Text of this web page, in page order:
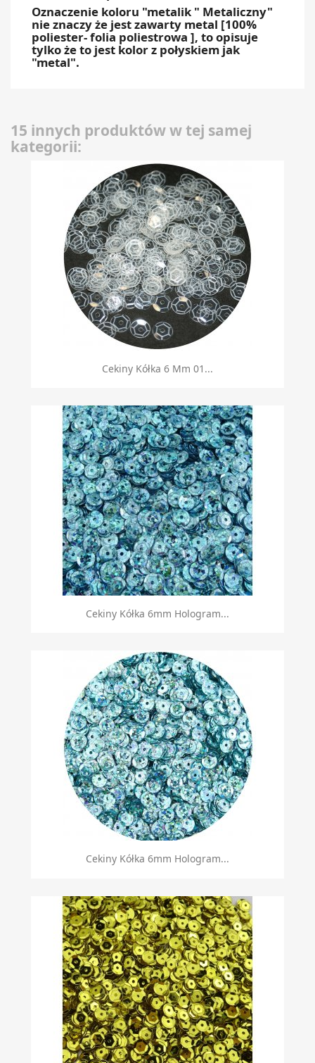
Oznaczenie koloru "metalik " Metaliczny"
nie znaczy że jest zawarty metal [100%
poliester- folia poliestrowa ], to opisuje
tylko że to jest kolor z połyskiem jak
"metal".
15 innych produktów w tej samej
kategorii:
Cekiny Kółka 6 Mm 01...
Cekiny Kółka 6mm Hologram...
Cekiny Kółka 6mm Hologram...